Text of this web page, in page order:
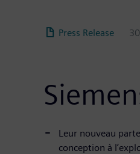
Press Release
Leur nouveau
conception à